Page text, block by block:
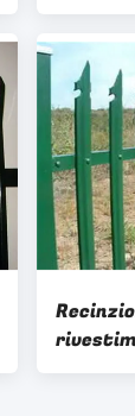
palisadi
casa